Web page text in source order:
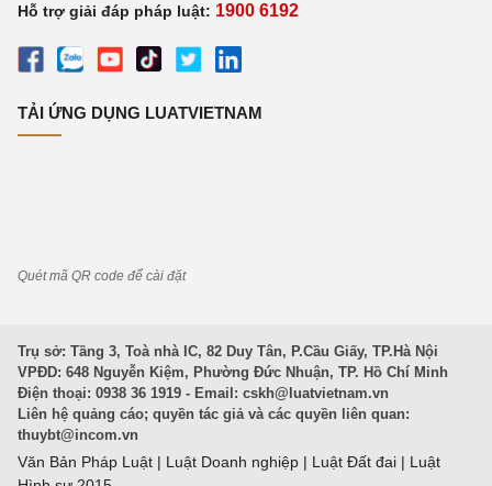
Hỗ trợ giải đáp pháp luật: 1900 6192
TẢI ỨNG DỤNG LUATVIETNAM
Quét mã QR code để cài đặt
Trụ sở: Tầng 3, Toà nhà IC, 82 Duy Tân, P.Cầu Giấy, TP.Hà Nội
VPĐD: 648 Nguyễn Kiệm, Phường Đức Nhuận, TP. Hồ Chí Minh
Điện thoại: 0938 36 1919 - Email: cskh@luatvietnam.vn
Liên hệ quảng cáo; quyền tác giả và các quyền liên quan:
thuybt@incom.vn
Văn Bản Pháp Luật | Luật Doanh nghiệp | Luật Đất đai | Luật